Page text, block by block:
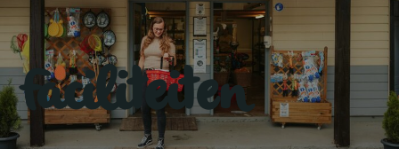
Faciliteiten